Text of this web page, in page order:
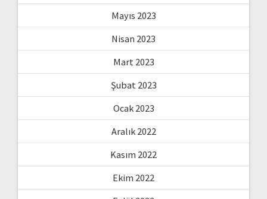
Mayıs 2023
Nisan 2023
Mart 2023
Şubat 2023
Ocak 2023
Aralık 2022
Kasım 2022
Ekim 2022